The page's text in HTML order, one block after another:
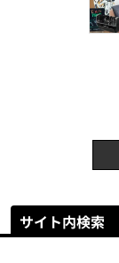
サイト内検索